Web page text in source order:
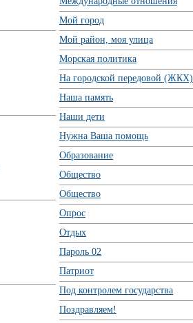
Мой город
Мой район, моя улица
Морская политика
На городской передовой (ЖКХ)
Наша память
Наши дети
Нужна Ваша помощь
Образование
Общество
Общество
Опрос
Отдых
Пароль 02
Патриот
Под контролем государства
Поздравляем!